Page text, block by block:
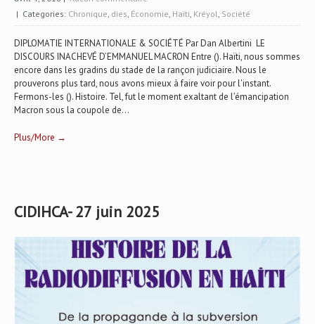
| Categories: Chronique, dies, Économie, Haïti, Kréyol, Société
DIPLOMATIE INTERNATIONALE & SOCIÉTÉ Par Dan Albertini LE
DISCOURS INACHEVÉ D’EMMANUEL MACRON Entre (). Haïti, nous sommes
encore dans les gradins du stade de la rançon judiciaire. Nous le
prouverons plus tard, nous avons mieux à faire voir pour l'instant.
Fermons-les (). Histoire. Tel, fut le moment exaltant de l’émancipation
Macron sous la coupole de...
Plus/More →
CIDIHCA- 27 juin 2025